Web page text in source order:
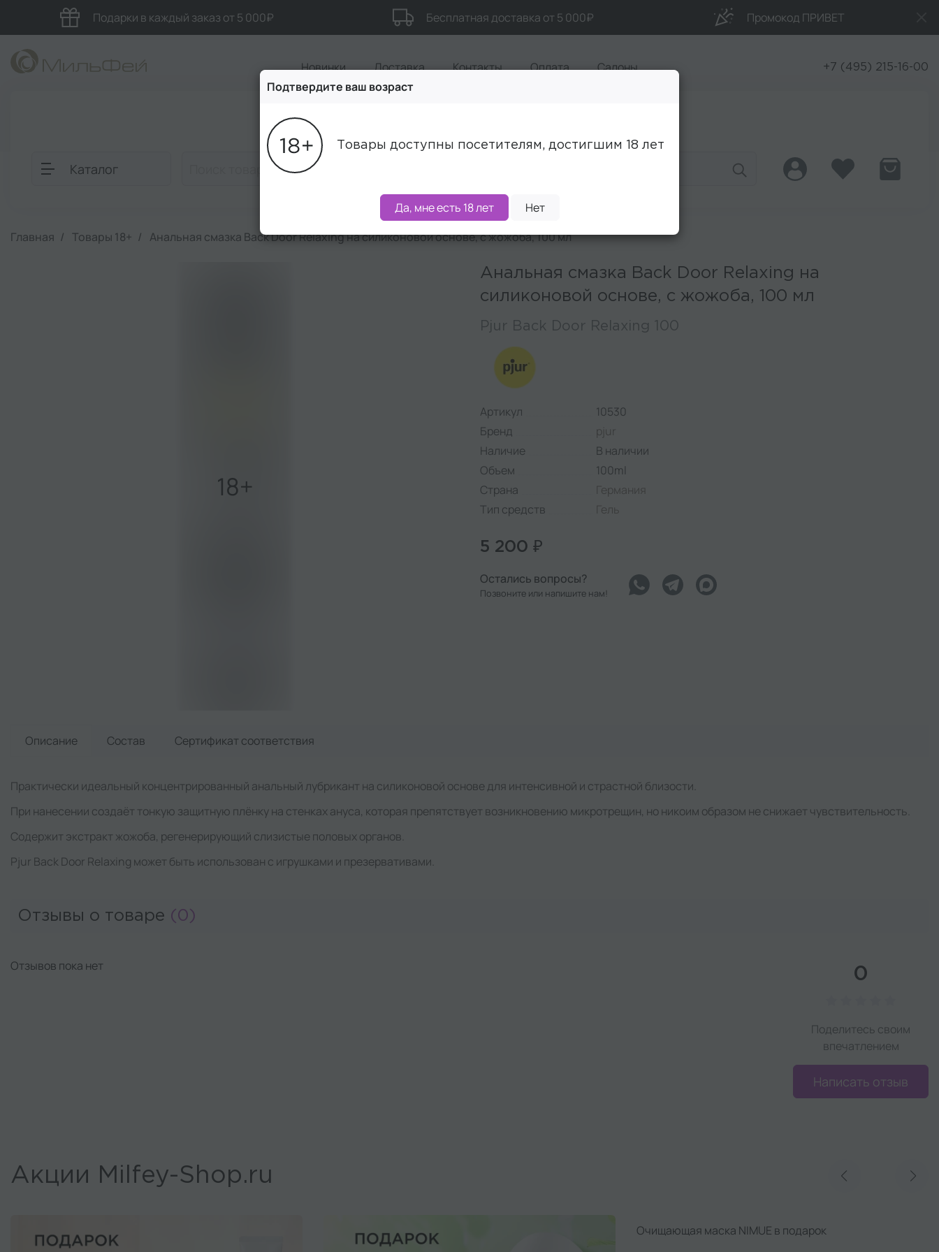
Подарки в каждый заказ от 5 000₽ Бесплатная доставка от 5 000₽ Промокод ПРИВЕТ
Новинки Доставка Контакты Оплата Салоны +7 (495) 215-16-00
Блог
Каталог
Главная Товары 18+ Анальная смазка Back Door Relaxing на силиконовой основе, с жожоба, 100 мл
Анальная смазка Back Door Relaxing на
силиконовой основе, с жожоба, 100 мл
Pjur Back Door Relaxing 100
Артикул
10530
Бренд
pjur
Наличие
В наличии
Объем
100ml
Страна
Германия
Тип средств
Гель
5 200 ₽
Остались вопросы?
Позвоните или напишите нам!
Описание Состав Сертификат соответствия
Практически идеальный концентрированный анальный лубрикант на силиконовой основе для интенсивной и страстной близости.
При нанесении создаёт тонкую защитную плёнку на стенках ануса, которая препятствует возникновению микротрещин, но никоим образом не снижает чувствительность.
Содержит экстракт жожоба, регенерирующий слизистые половых органов.
Pjur Back Door Relaxing может быть использован с игрушками и презервативами.
Отзывы о товаре (0)
0
Поделитесь своим
впечатлением
Написать отзыв
Отзывов пока нет
Акции Milfey-Shop.ru
Подтвердите ваш возраст
Товары доступны посетителям, достигшим 18 лет
Да, мне есть 18 лет Нет